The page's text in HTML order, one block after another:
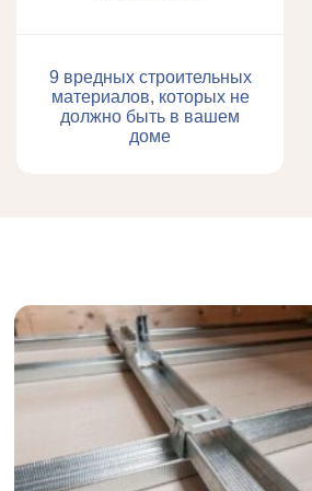
9 вредных строительных
материалов, которых не
должно быть в вашем
доме